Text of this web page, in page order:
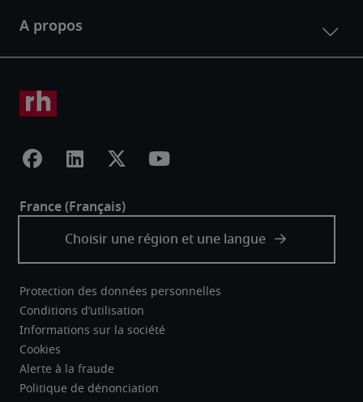
Protection des données personnelles
Conditions d’utilisation
Informations sur la société
Cookies
Alerte à la fraude
Politique de dénonciation